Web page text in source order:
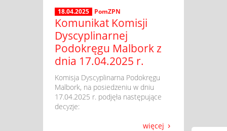
18.04.2025 PomZPN
Komunikat Komisji
Dyscyplinarnej
Podokręgu Malbork z
dnia 17.04.2025 r.
​ Komisja Dyscyplinarna Podokręgu
Malbork, na posiedzeniu w dniu
17.04.2025 r. podjęła następujące
decyzje:
więcej